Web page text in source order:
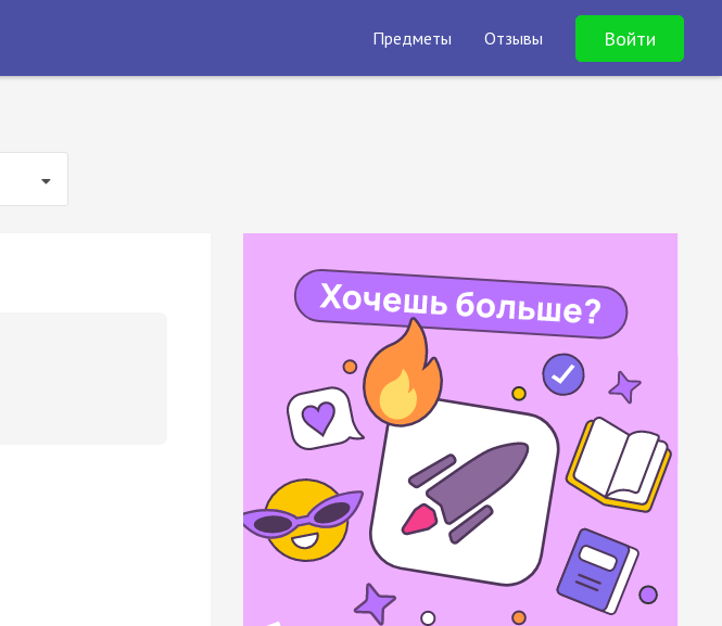
Предметы Отзывы Войти